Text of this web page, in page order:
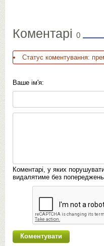
Коментарі 0
Статус коментування:
Ваше ім'я:
Коментарі, у яких
видалятиме без